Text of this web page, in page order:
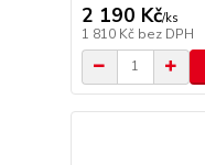
2 190 Kč/ks
1 810 Kč bez DPH